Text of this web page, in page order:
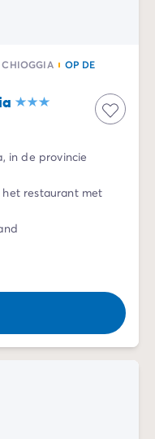
CHIOGGIA
OP DE
in de provincie
restaurant met